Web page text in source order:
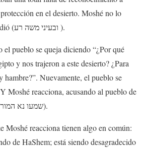
en el desierto. Moshé no lo
puedo tolerar y se ofendió (ובעיני משה רע ).
el pueblo se queja diciendo “¿Por qué
y nos trajeron a este desierto? ¿Para
hambre?”. Nuevamente, el pueblo se
Moshé reacciona, acusando al pueblo de
Israel de “rebeldía” (שמעו נא המורים).
Moshé reacciona tienen algo en común:
de HaShem; está siendo desagradecido